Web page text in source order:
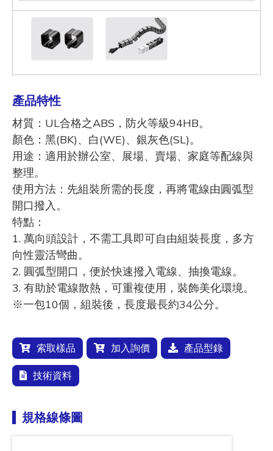
產品特性
材質：UL合格之ABS，防火等級94HB。
顏色：黑(BK)、白(WE)、銀灰色(SL)。
用途：適用於辦公室、展場、賣場、家庭等配線與
整理。
使用方法：先組裝所需的長度，再將電線由圓弧型
開口撥入。
特點：
1. 萬向頭設計，不需工具即可自由組裝長度，多方
向性靈活彎曲。
2. 圓弧型開口，便於快速撥入電線、抽換電線。
3. 有助於電線散熱，可重複使用，裝飾美化環境。
※一包10個，組裝後，長度最長約34公分。
索取樣品 加入詢價 產品型錄
技術資料
規格線條圖